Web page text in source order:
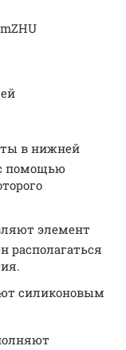
в нижней
помощью
элемент
располагаться
силиконовым